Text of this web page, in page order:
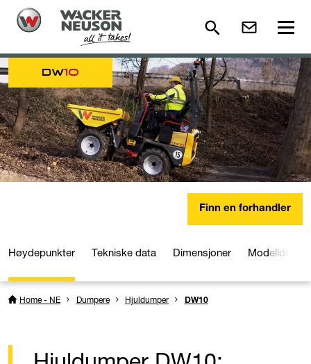
DW10
Finn en forhandler
Høydepunkter Tekniske data Dimensjoner
Home - NE Dumpere Hjuldumper DW10